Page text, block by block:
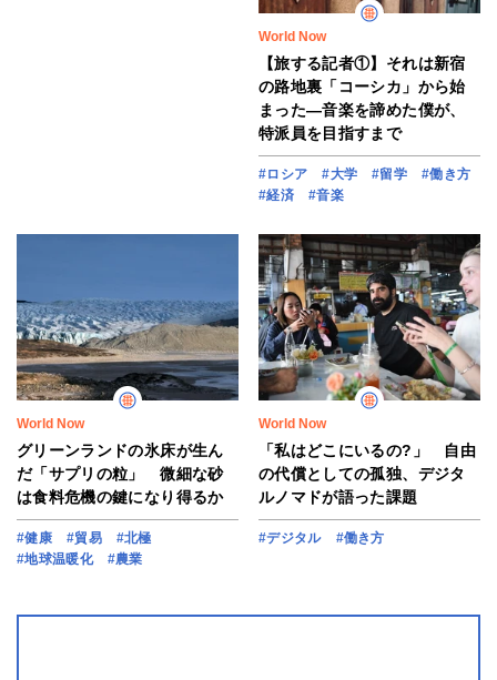
World Now
【旅する記者①】それは新宿
の路地裏「コーシカ」から始
まった―音楽を諦めた僕が、
特派員を目指すまで
#ロシア #大学 #留学
#働き方
#経済
#音楽
World Now
グリーンランドの氷床が生ん
だ「サプリの粒」 微細な砂
は食料危機の鍵になり得るか
#健康 #貿易
#北極
#地球温暖化
#農業
World Now
「私はどこにいるの?」 自由
の代償としての孤独、デジタ
ルノマドが語った課題
#デジタル #働き方